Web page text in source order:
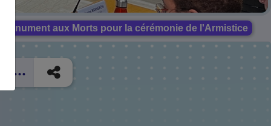
aux Morts pour la cérémonie de l'Armistice